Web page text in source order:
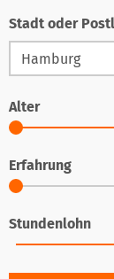
Stadt oder
Alter
Erfahrung
Stundenlohn